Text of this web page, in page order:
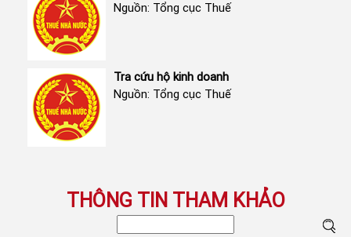
Nguồn: Tổng cục Thuế
Tra cứu hộ kinh doanh
Nguồn: Tổng cục Thuế
THÔNG TIN THAM KHẢO